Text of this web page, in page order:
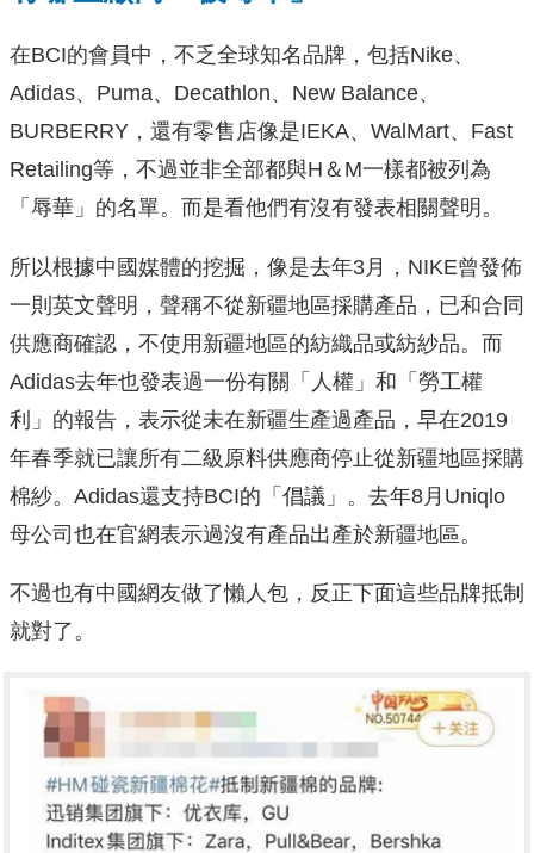
在BCI的會員中，不乏全球知名品牌，包括Nike、
Adidas、Puma、Decathlon、New Balance、
BURBERRY，還有零售店像是IEKA、WalMart、Fast
Retailing等，不過並非全部都與H＆M一樣都被列為
「辱華」的名單。而是看他們有沒有發表相關聲明。
所以根據中國媒體的挖掘，像是去年3月，NIKE曾發佈
一則英文聲明，聲稱不從新疆地區採購產品，已和合同
供應商確認，不使用新疆地區的紡織品或紡紗品。而
Adidas去年也發表過一份有關「人權」和「勞工權
利」的報告，表示從未在新疆生產過產品，早在2019
年春季就已讓所有二級原料供應商停止從新疆地區採購
棉紗。Adidas還支持BCI的「倡議」。去年8月Uniqlo
母公司也在官網表示過沒有產品出產於新疆地區。
不過也有中國網友做了懶人包，反正下面這些品牌抵制
就對了。